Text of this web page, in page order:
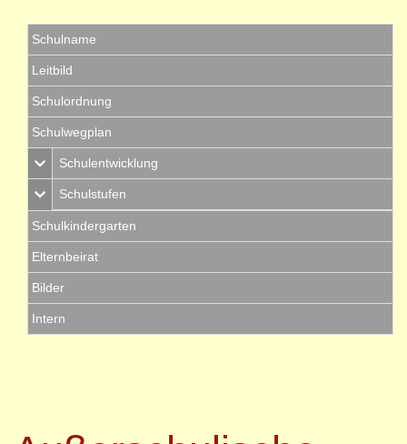
Schulname
Leitbild
Schulordnung
Schulwegplan
Schulentwicklung
Schulstufen
Schulkindergarten
Elternbeirat
Bilder
Intern